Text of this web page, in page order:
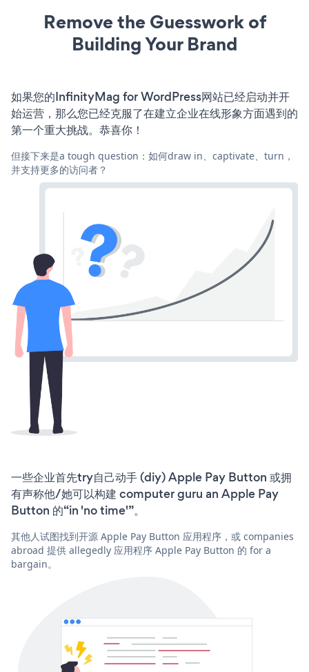
Remove the Guesswork of
Building Your Brand
如果您的InfinityMag for WordPress网站已经启动并开
始运营，那么您已经克服了在建立企业在线形象方面遇到的
第一个重大挑战。恭喜你！
但接下来是a tough question：如何draw in、captivate、turn，
并支持更多的访问者？
一些企业首先try自己动手 (diy) Apple Pay Button 或拥
有声称他/她可以构建 computer guru an Apple Pay
Button 的“in 'no time'”。
其他人试图找到开源 Apple Pay Button 应用程序，或 companies
abroad 提供 allegedly 应用程序 Apple Pay Button 的 for a
bargain。